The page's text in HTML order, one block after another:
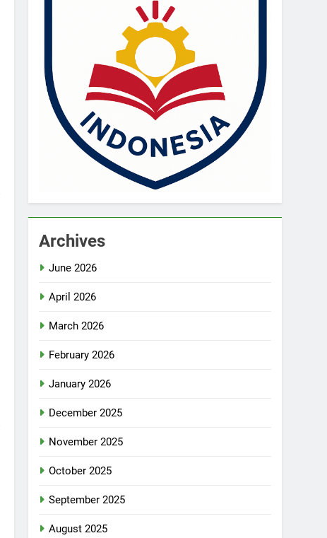
Archives
June 2026
April 2026
March 2026
February 2026
January 2026
December 2025
November 2025
October 2025
September 2025
August 2025